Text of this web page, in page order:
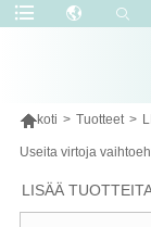
koti > Tuotteet >
Useita virtoja
LISÄÄ